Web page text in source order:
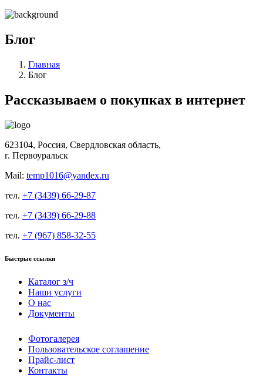
Блог
Главная
Блог
Рассказываем о покупках в интернет
623104, Россия, Свердловская область,
г. Первоуральск
Mail: temp1016@yandex.ru
тел. +7 (3439) 66-29-87
тел. +7 (3439) 66-29-88
тел. +7 (967) 858-32-55
Быстрые ссылки
Каталог з/ч
Наши услуги
О нас
Документы
Фотогалерея
Пользовательское соглашение
Прайс-лист
Контакты